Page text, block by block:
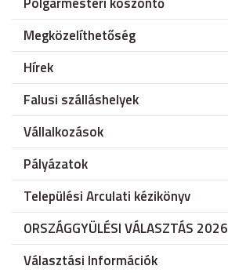
Megközelíthetőség
Hírek
Falusi szálláshelyek
Vállalkozások
Pályázatok
Települési Arculati kézikönyv
ORSZÁGGYÜLÉSI VÁLASZTÁS 2026
Választási Információk